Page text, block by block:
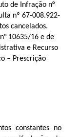
de Infração n°
nº 67-008.922-
cancelados.
10635/16 e de
e Recurso
– Prescrição
constantes no